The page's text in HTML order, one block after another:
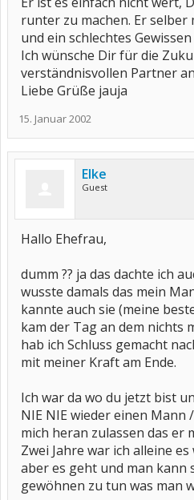
runter zu machen. Er
und ein schlechtes
Ich wünsche Dir für die
verständnisvollen Partner
Liebe Grüße jauja
15. Januar 2002
Elke
Guest
Hallo Ehefrau,
dumm ?? ja das dachte ich
wusste damals das mein
kannte auch sie (meine
kam der Tag an dem nichts
hab ich Schluss gemacht
mit meiner Kraft am Ende.
Ich war da wo du jetzt bist
NIE NIE wieder einen Mann
mich heran zulassen das er
Zwei Jahre war ich alleine
aber es geht und man kann
gewöhnen zu tun was man